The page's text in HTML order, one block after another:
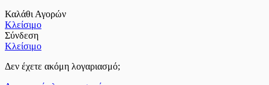
Καλάθι Αγορών
Κλείσιμο
Σύνδεση
Κλείσιμο
Δεν έχετε ακόμη λογαριασμό;